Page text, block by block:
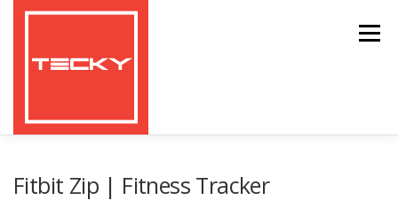
Menü
Fitbit Zip | Fitness Tracker